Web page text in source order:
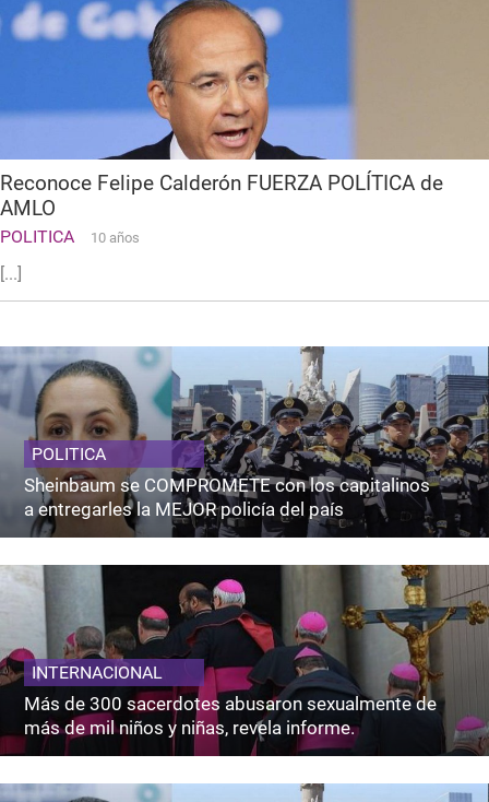
Reconoce Felipe Calderón FUERZA POLÍTICA de
AMLO
POLITICA 10 años
[...]
POLITICA
Sheinbaum se COMPROMETE con los capitalinos
a entregarles la MEJOR policía del país
INTERNACIONAL
Más de 300 sacerdotes abusaron sexualmente de
más de mil niños y niñas, revela informe.